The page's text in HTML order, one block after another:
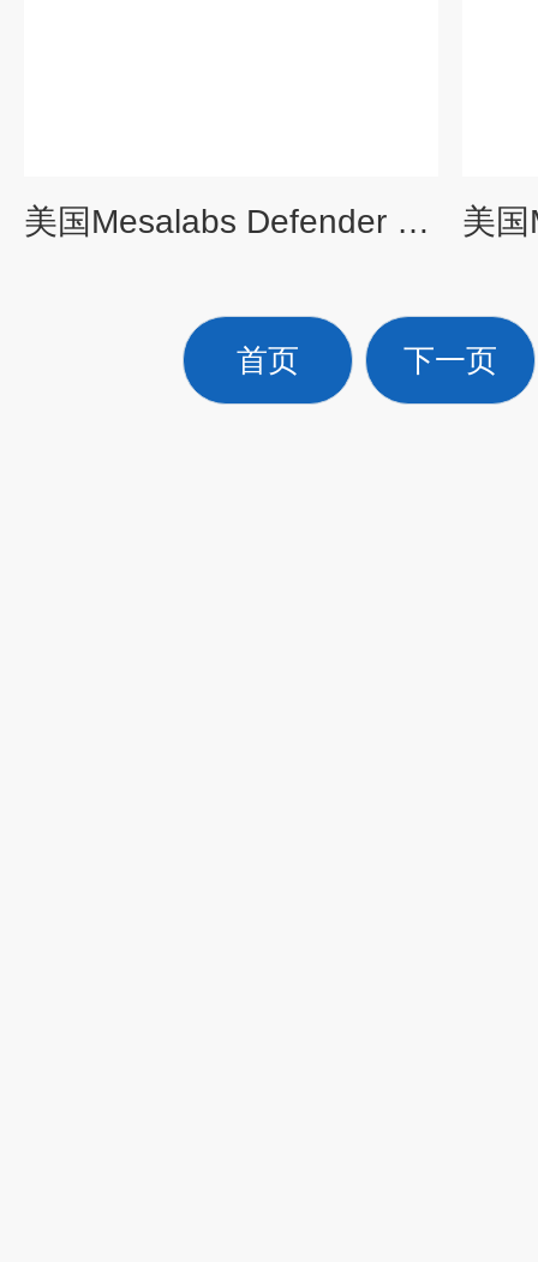
美国Mesalabs Defender 530+L流量校准器
首页 下一页